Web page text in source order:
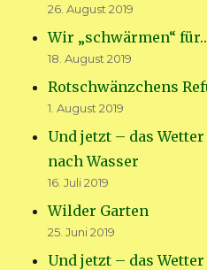
26. August 2019
Wir „schwärmen“
18. August 2019
Rotschwänzchens
1. August 2019
Und jetzt – das
nach Wasser
16. Juli 2019
Wilder Garten
25. Juni 2019
Und jetzt – das